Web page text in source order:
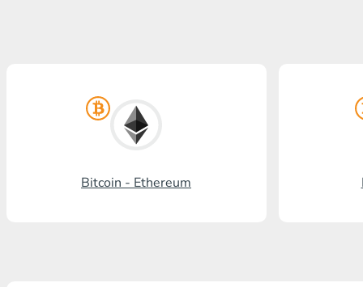
Promsvyazbank
Rus standardı
Bitcoin - Ethereum